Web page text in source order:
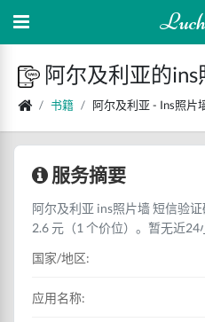
阿尔及利亚的
书籍 阿尔及利亚 - Ins照片
服务摘要
阿尔及利亚 ins照片墙 短信验
2.6 元（1 个价位）。暂无近24
国家/地区:
应用名称: